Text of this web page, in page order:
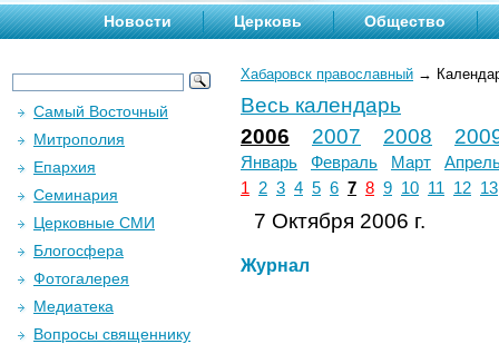
Новости Церковь Общество
Хабаровск православный →
Весь календарь
2006
2007 2008
Январь Февраль Март
1
2 3 4 5 6 7 8 9 10 11 12 13
7 Октября 2006 г.
Журнал
Самый Восточный
Митрополия
Епархия
Семинария
Церковные СМИ
Блогосфера
Фотогалерея
Медиатека
Вопросы священнику